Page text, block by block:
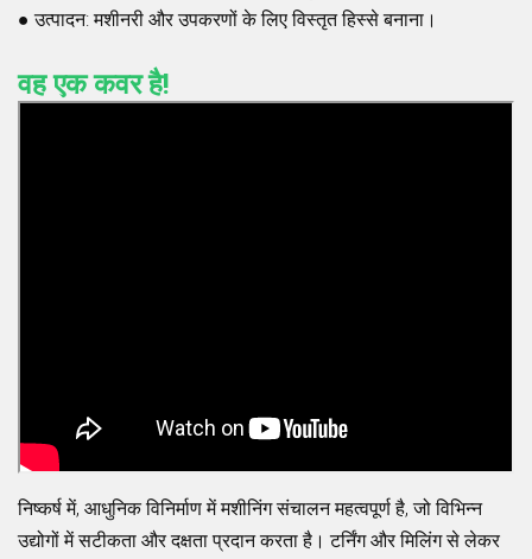
●उत्पादन: मशीनरी और उपकरणों के लिए विस्तृत हिस्से बनाना।
वह एक कवर है!
निष्कर्ष में, आधुनिक विनिर्माण में मशीनिंग संचालन महत्वपूर्ण है, जो विभिन्न
उद्योगों में सटीकता और दक्षता प्रदान करता है। टर्निंग और मिलिंग से लेकर